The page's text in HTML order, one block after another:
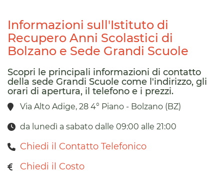
Informazioni sull'Istituto di
Recupero Anni Scolastici di
Bolzano e Sede Grandi Scuole
Scopri le principali informazioni di contatto
della sede Grandi Scuole come l'indirizzo, gli
orari di apertura, il telefono e i prezzi.
Via Alto Adige, 28 4° Piano - Bolzano (BZ)
da lunedì a sabato dalle 09:00 alle 21:00
Chiedi il Contatto Telefonico
Chiedi il Costo